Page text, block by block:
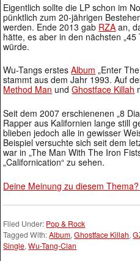
Eigentlich sollte die LP schon im
pünktlich zum 20-jährigen
werden. Ende 2013 gab RZA an,
hätte, es aber in den nächsten
würde.
Wu-Tangs erstesAlbum „Enter
stammt aus dem Jahr 1993. Auf
Method Man undGhostface Killah
Seit dem 2007 erschienenen „8
Rapper aus Kalifornien lange still
blieben jedoch alle in gewisser
Beispiel versuchte sich seit dem
war in „The Man With The Iron
„Californication“ zu sehen.
Deine Meinung zu diesem
Filed Under: Pop & Rock
Tagged With:Album,Ghostface Killah,
Single,Wu-Tang-Clan